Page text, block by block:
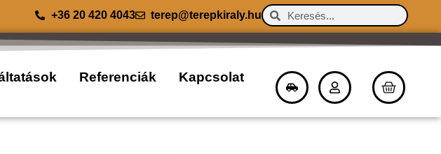
+36 20 420 4043 terep@terepkiraly.hu
Referenciák Kapcsolat